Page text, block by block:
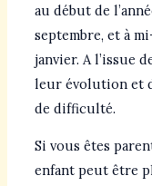
au début de
septembre, et à
janvier. A l’issue
leur évolution et
de difficulté.
Si vous êtes
enfant peut être